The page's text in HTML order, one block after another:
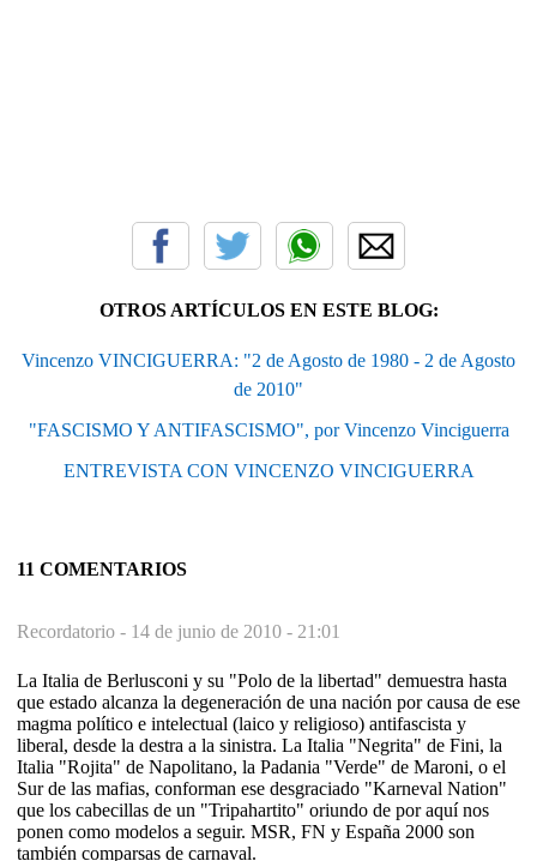
OTROS ARTÍCULOS EN ESTE BLOG:
Vincenzo VINCIGUERRA: "2 de Agosto de 1980 - 2 de Agosto
de 2010"
"FASCISMO Y ANTIFASCISMO", por Vincenzo Vinciguerra
ENTREVISTA CON VINCENZO VINCIGUERRA
11 COMENTARIOS
Recordatorio - 14 de junio de 2010 - 21:01
La Italia de Berlusconi y su "Polo de la libertad" demuestra hasta
que estado alcanza la degeneración de una nación por causa de ese
magma político e intelectual (laico y religioso) antifascista y
liberal, desde la destra a la sinistra. La Italia "Negrita" de Fini, la
Italia "Rojita" de Napolitano, la Padania "Verde" de Maroni, o el
Sur de las mafias, conforman ese desgraciado "Karneval Nation"
que los cabecillas de un "Tripahartito" oriundo de por aquí nos
ponen como modelos a seguir. MSR, FN y España 2000 son
también comparsas de carnaval.